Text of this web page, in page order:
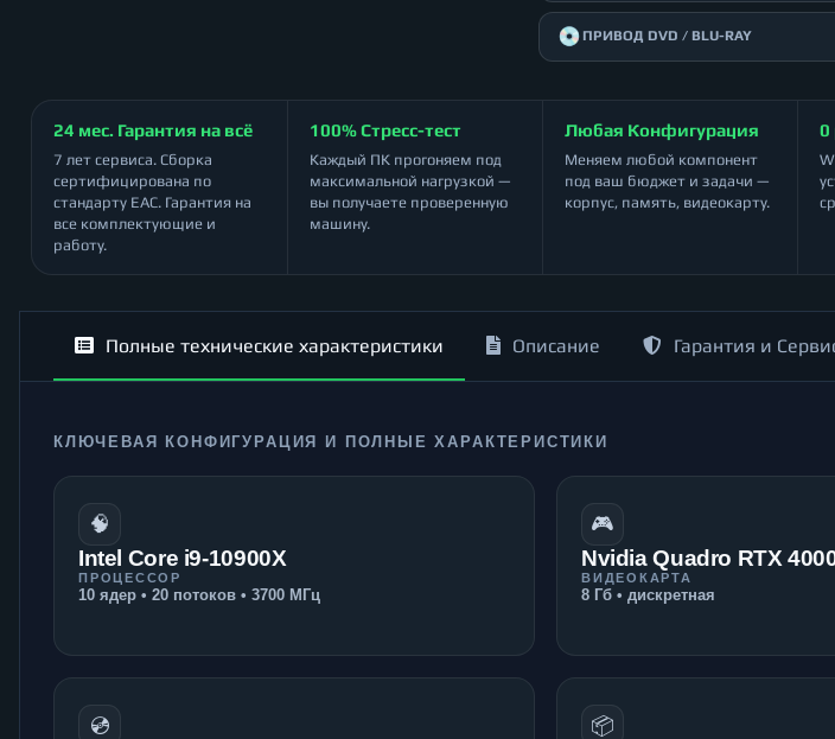
💿 ПРИВОД DVD / BLU-RAY
24 мес. Гарантия на всё
7 лет сервиса. Сборка
сертифицирована по
стандарту ЕАС. Гарантия на
все комплектующие и
работу.
100% Стресс-тест
Каждый ПК прогоняем под
максимальной нагрузкой —
вы получаете проверенную
машину.
Любая Конфигурация
Меняем любой компонент
под ваш бюджет и задачи —
корпус, память, видеокарту.
0
Полные технические характеристики Описание Гарантия и
КЛЮЧЕВАЯ КОНФИГУРАЦИЯ И ПОЛНЫЕ ХАРАКТЕРИСТИКИ
🧠
Intel Core i9-10900X
ПРОЦЕССОР
10 ядер • 20 потоков • 3700 МГц
🎮
Nvidia Quadro RTX
ВИДЕОКАРТА
8 Гб • дискретная
💿
📦